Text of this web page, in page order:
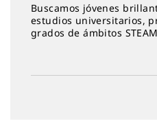
Buscamos jóvenes
estudios universitarios,
grados de ámbitos